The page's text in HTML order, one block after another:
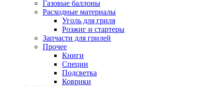
Газовые баллоны
Расходные материалы
Уголь для гриля
Розжиг и стартеры
Запчасти для грилей
Прочее
Книги
Специи
Подсветка
Коврики